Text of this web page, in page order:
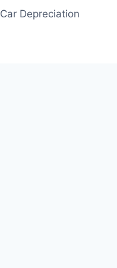
Car Depreciation